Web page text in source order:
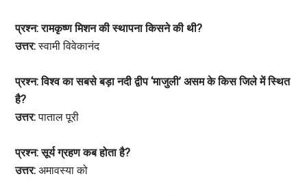
प्रश्न: रामकृष्ण मिशन की स्थापना किसने की थी?
उत्तर:स्वामी विवेकानंद
प्रश्न: विश्व का सबसे बड़ा नदी द्वीप ‘माजुली’ असम के किस जिले में स्थित
है?
उत्तर:पाताल पूरी
प्रश्न: सूर्य ग्रहण कब होता है?
उत्तर: अमावस्या को